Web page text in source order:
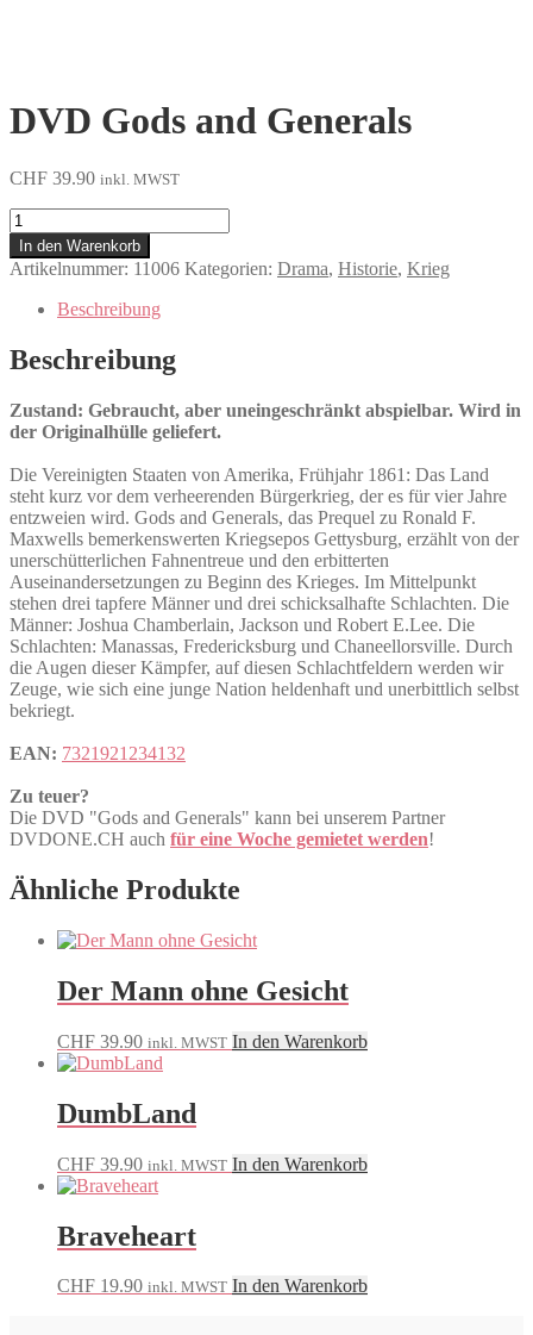
DVD Gods and Generals
CHF 39.90 inkl. MWST
Gods
and
Generals
Menge
In den Warenkorb
Artikelnummer: 11006 Kategorien: Drama, Historie, Krieg
Beschreibung
Beschreibung
Zustand: Gebraucht, aber uneingeschränkt abspielbar. Wird in
der Originalhülle geliefert.
Die Vereinigten Staaten von Amerika, Frühjahr 1861: Das Land
steht kurz vor dem verheerenden Bürgerkrieg, der es für vier Jahre
entzweien wird. Gods and Generals, das Prequel zu Ronald F.
Maxwells bemerkenswerten Kriegsepos Gettysburg, erzählt von der
unerschütterlichen Fahnentreue und den erbitterten
Auseinandersetzungen zu Beginn des Krieges. Im Mittelpunkt
stehen drei tapfere Männer und drei schicksalhafte Schlachten. Die
Männer: Joshua Chamberlain, Jackson und Robert E.Lee. Die
Schlachten: Manassas, Fredericksburg und Chaneellorsville. Durch
die Augen dieser Kämpfer, auf diesen Schlachtfeldern werden wir
Zeuge, wie sich eine junge Nation heldenhaft und unerbittlich selbst
bekriegt.
EAN: 7321921234132
Zu teuer?
Die DVD "Gods and Generals" kann bei unserem Partner
DVDONE.CH auch für eine Woche gemietet werden!
Ähnliche Produkte
Der Mann ohne Gesicht
CHF 39.90 inkl. MWST In den Warenkorb
DumbLand
CHF 39.90 inkl. MWST In den Warenkorb
Braveheart
CHF 19.90 inkl. MWST In den Warenkorb